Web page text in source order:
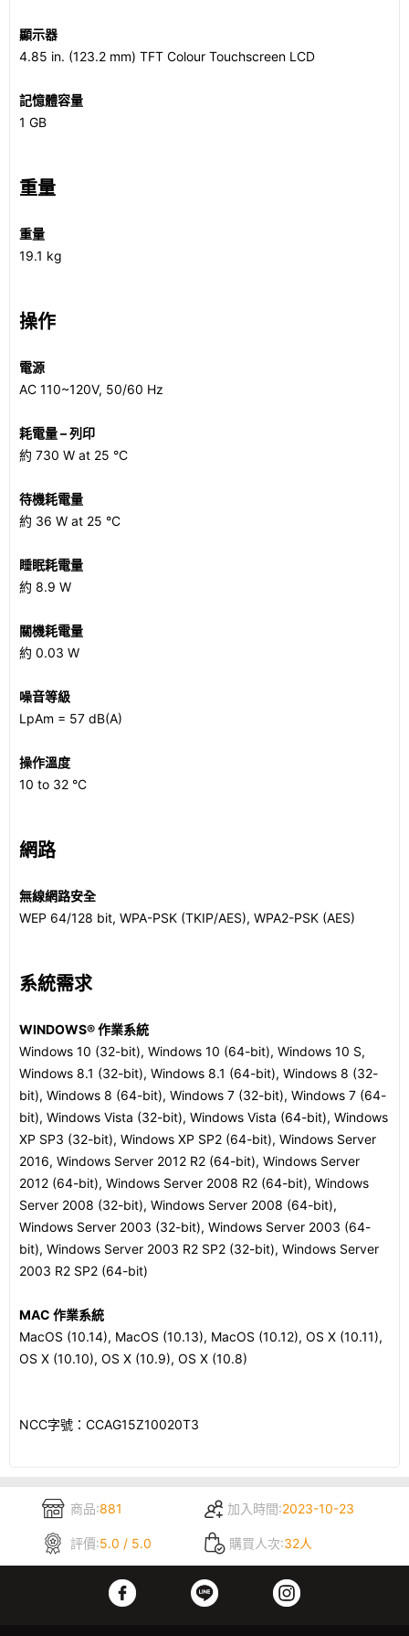
顯示器
4.85 in. (123.2 mm) TFT Colour Touchscreen LCD
記憶體容量
1 GB
重量
重量
19.1 kg
操作
電源
AC 110~120V, 50/60 Hz
耗電量 – 列印
約 730 W at 25 °C
待機耗電量
約 36 W at 25 °C
睡眠耗電量
約 8.9 W
關機耗電量
約 0.03 W
噪音等級
LpAm = 57 dB(A)
操作溫度
10 to 32 °C
網路
無線網路安全
WEP 64/128 bit, WPA-PSK (TKIP/AES), WPA2-PSK (AES)
系統需求
WINDOWS® 作業系統
Windows 10 (32-bit), Windows 10 (64-bit), Windows 10 S,
Windows 8.1 (32-bit), Windows 8.1 (64-bit), Windows 8 (32-
bit), Windows 8 (64-bit), Windows 7 (32-bit), Windows 7 (64-
bit), Windows Vista (32-bit), Windows Vista (64-bit), Windows
XP SP3 (32-bit), Windows XP SP2 (64-bit), Windows Server
2016, Windows Server 2012 R2 (64-bit), Windows Server
2012 (64-bit), Windows Server 2008 R2 (64-bit), Windows
Server 2008 (32-bit), Windows Server 2008 (64-bit),
Windows Server 2003 (32-bit), Windows Server 2003 (64-
bit), Windows Server 2003 R2 SP2 (32-bit), Windows Server
2003 R2 SP2 (64-bit)
MAC 作業系統
MacOS (10.14), MacOS (10.13), MacOS (10.12), OS X (10.11),
OS X (10.10), OS X (10.9), OS X (10.8)
NCC字號：CCAG15Z10020T3
商品:881 加入時間:2023-10-23
評價:5.0 / 5.0 購買人次:32人